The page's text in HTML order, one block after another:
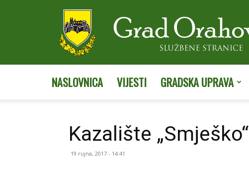
NASLOVNICA VIJESTI GRADSKA UPRAVA
Kazalište
19 rujna, 2017 - 14:41